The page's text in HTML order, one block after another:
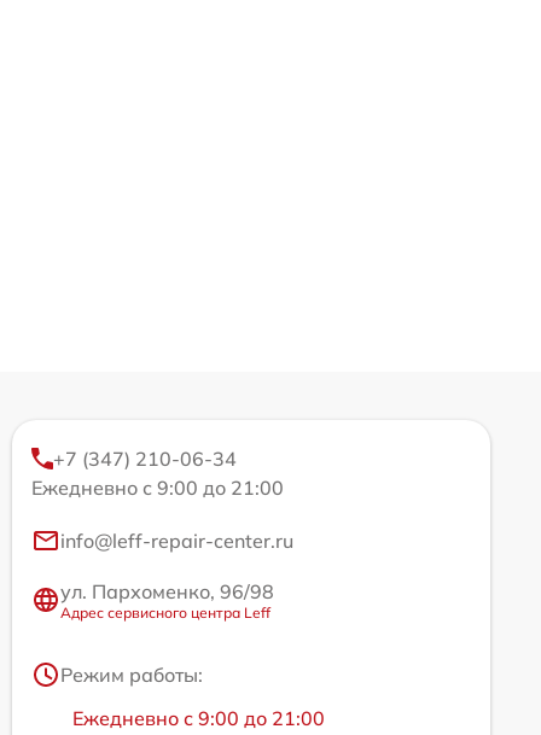
+7 (347) 210-06-34
Ежедневно с 9:00 до 21:00
info@leff-repair-center.ru
ул. Пархоменко, 96/98
Адрес сервисного центра Leff
Режим работы:
Ежедневно с 9:00 до 21:00